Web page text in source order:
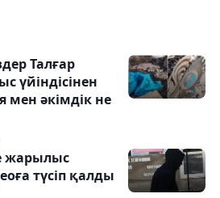
Талғар
үйіндісінен
әкімдік не
жарылыс
түсіп қалды